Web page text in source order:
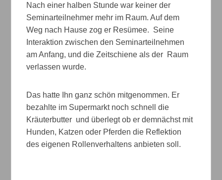
Nach einer halben Stunde war keiner der
Seminarteilnehmer mehr im Raum. Auf dem
Weg nach Hause zog er Resümee. Seine
Interaktion zwischen den Seminarteilnehmen
am Anfang, und die Zeitschiene als der Raum
verlassen wurde.
Das hatte Ihn ganz schön mitgenommen. Er
bezahlte im Supermarkt noch schnell die
Kräuterbutter und überlegt ob er demnächst mit
Hunden, Katzen oder Pferden die Reflektion
des eigenen Rollenverhaltens anbieten soll.